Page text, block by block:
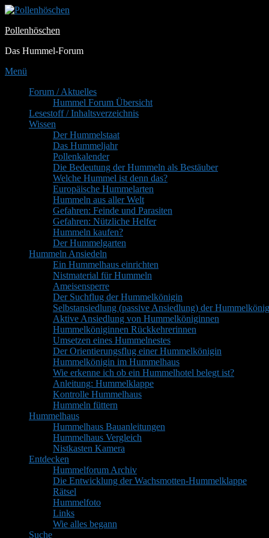
Zum
springen
Pollenhöschen
Das Hummel-Forum
Menü
PrimäresForum / Aktuelles
Hummel Forum Übersicht
Lesestoff / Inhaltsverzeichnis
Wissen
Der Hummelstaat
Das Hummeljahr
Pollenkalender
Die Bedeutung der Hummeln als Bestäuber
Welche Hummel ist denn das?
Europäische Hummelarten
Hummeln aus aller Welt
Gefahren: Feinde und Parasiten
Gefahren: Nützliche Helfer
Hummeln kaufen?
Der Hummelgarten
Hummeln Ansiedeln
Ein Hummelhaus einrichten
Nistmaterial für Hummeln
Ameisensperre
Der Suchflug der Hummelkönigin
Selbstansiedlung (passive Ansiedlung) der
Aktive Ansiedlung von Hummelköniginnen
Hummelköniginnen Rückkehrerinnen
Umsetzen eines Hummelnestes
Der Orientierungsflug einer Hummelkönigin
Hummelkönigin im Hummelhaus
Wie erkenne ich ob ein Hummelhotel belegt ist?
Anleitung: Hummelklappe
Kontrolle Hummelhaus
Hummeln füttern
Hummelhaus
Hummelhaus Bauanleitungen
Hummelhaus Vergleich
Nistkasten Kamera
Entdecken
Hummelforum Archiv
Die Entwicklung der Wachsmotten-Hummelklappe
Rätsel
Hummelfoto
Links
Wie alles begann
Suche